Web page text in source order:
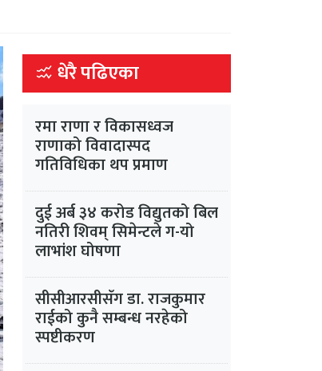
धेरै पढिएका
रमा राणा र विकासध्वज
राणाको विवादास्पद
गतिविधिका थप प्रमाण
दुई अर्ब ३४ करोड विद्युतको बिल
नतिरी शिवम् सिमेन्टले ग-यो
लाभांश घोषणा
सीसीआरसीसँग डा. राजकुमार
राईको कुनै सम्बन्ध नरहेको
स्पष्टीकरण